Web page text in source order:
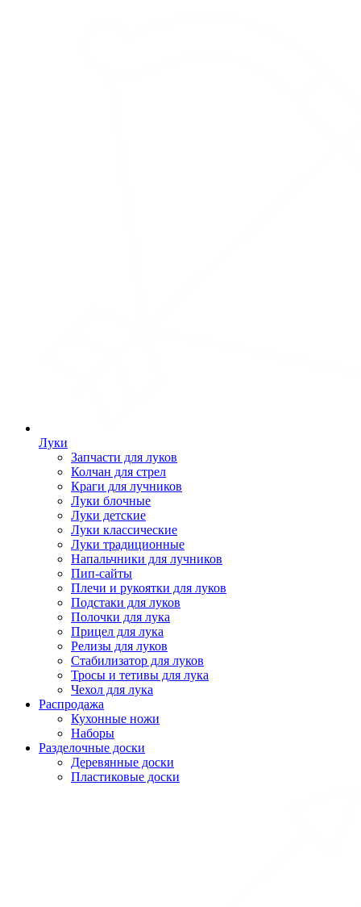
Луки
Запчасти для луков
Колчан для стрел
Краги для лучников
Луки блочные
Луки детские
Луки классические
Луки традиционные
Напальчники для лучников
Пип-сайты
Плечи и рукоятки для луков
Подстаки для луков
Полочки для лука
Прицел для лука
Релизы для луков
Стабилизатор для луков
Тросы и тетивы для лука
Чехол для лука
Распродажа
Кухонные ножи
Наборы
Разделочные доски
Деревянные доски
Пластиковые доски